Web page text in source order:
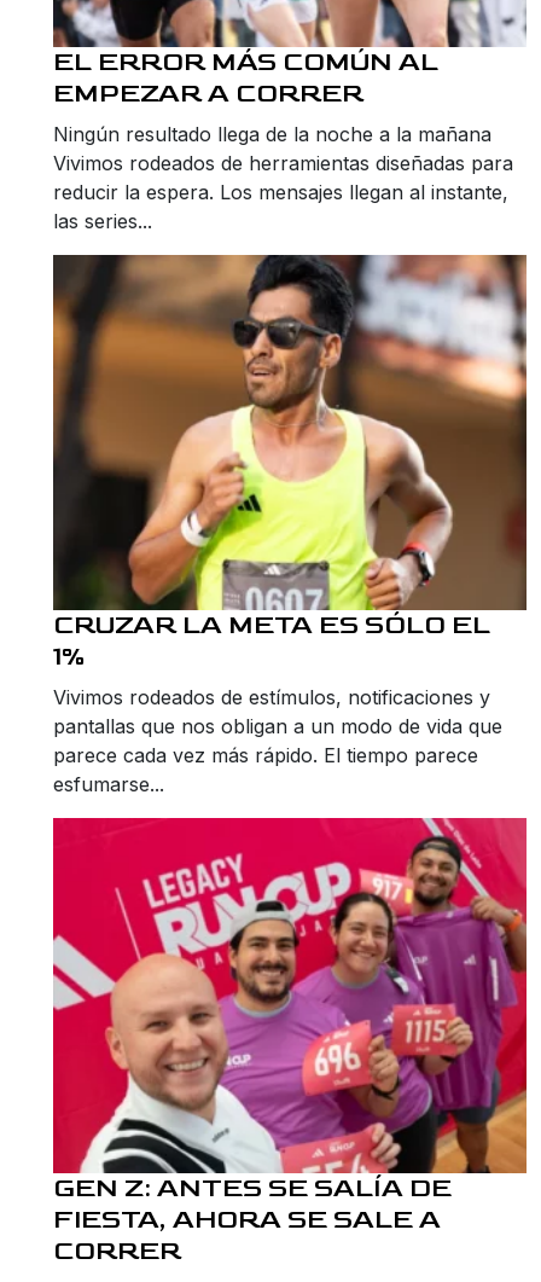
EL ERROR MÁS COMÚN AL
EMPEZAR A CORRER
Ningún resultado llega de la noche a la mañana
Vivimos rodeados de herramientas diseñadas para
reducir la espera. Los mensajes llegan al instante,
las series...
CRUZAR LA META ES SÓLO EL
1%
Vivimos rodeados de estímulos, notificaciones y
pantallas que nos obligan a un modo de vida que
parece cada vez más rápido. El tiempo parece
esfumarse...
GEN Z: ANTES SE SALÍA DE
FIESTA, AHORA SE SALE A
CORRER